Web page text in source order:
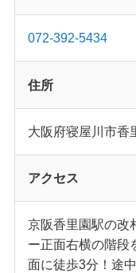
072-392-5434
住所
大阪府寝屋川市香
アクセス
京阪香里園駅の改
ー正面右横の階段
面に徒歩3分！途